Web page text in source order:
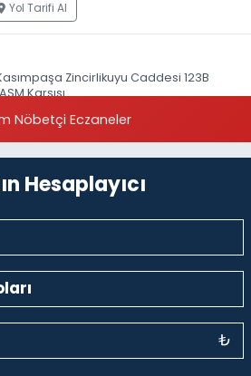
Yol Tarifi Al
Zincirlikuyu Caddesi 123B
Karşısı
Yol Tarifi Al
Nöbetçi Eczaneler
Hesaplayıcı
₺